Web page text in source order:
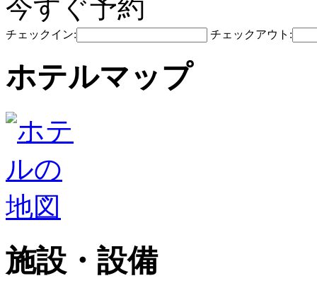
今すぐ予約
チェックイン: チェックアウト:
ホテルマップ
施設・設備